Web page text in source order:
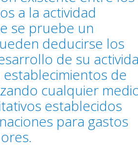
a la actividad
se pruebe un
deducirse los
de su
de
cualquier
establecidos
para gastos